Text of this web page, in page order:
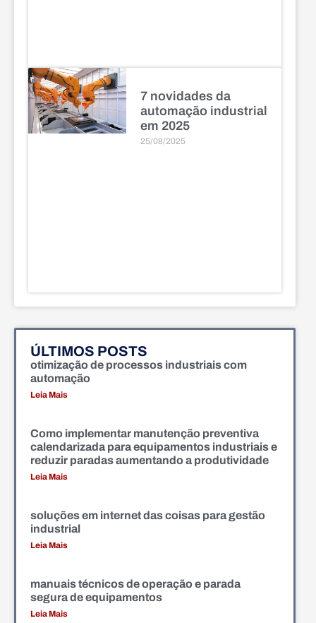
7 novidades da
automação industrial
em 2025
25/08/2025
ÚLTIMOS POSTS
otimização de processos industriais com
automação
Leia Mais
Como implementar manutenção preventiva
calendarizada para equipamentos industriais e
reduzir paradas aumentando a produtividade
Leia Mais
soluções em internet das coisas para gestão
industrial
Leia Mais
manuais técnicos de operação e parada
segura de equipamentos
Leia Mais